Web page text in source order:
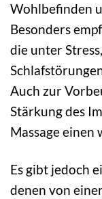
Wohlbefinden
Besonders
die unter
Auch zur
Stärkung des
Massage
Es gibt jedoch
denen von